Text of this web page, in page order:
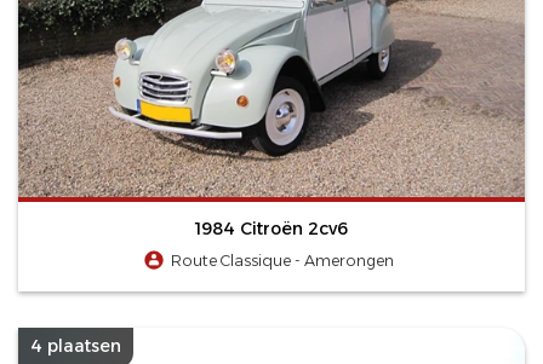
1984 Citroën 2cv6
Route Classique - Amerongen
4 plaatsen